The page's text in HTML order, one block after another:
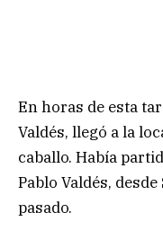
En horas de esta
Valdés, llegó a la
caballo. Había
Pablo Valdés,
pasado.